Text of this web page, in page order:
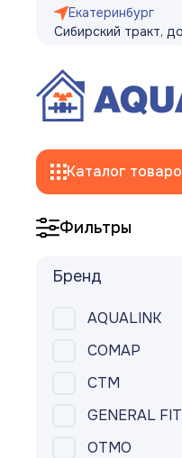
Екатеринбург
Сибирский тракт,
Каталог
Гибкая
Фильтры
Бренд
AQUALINK
COMAP
CTM
GENERAL
OTMO